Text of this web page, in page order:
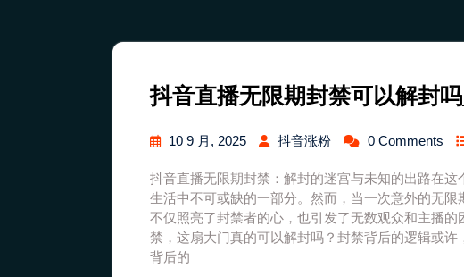
抖音直播无限期封禁可以解封
10 9 月, 2025 抖音涨粉 0 Comments
抖音直播无限期封禁：解封的迷宫与未知的出路在
生活中不可或缺的一部分。然而，当一次意外的无限
不仅照亮了封禁者的心，也引发了无数观众和主播
禁，这扇大门真的可以解封吗？封禁背后的逻辑或
背后的